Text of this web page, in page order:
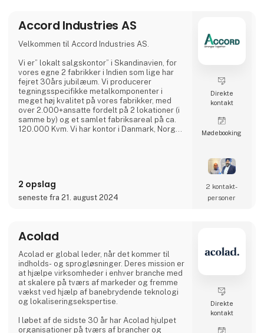
Accord Industries AS
Velkommen til Accord Industries AS.
Vi er” lokalt salgskontor” i Skandinavien, for
vores egne 2 fabrikker i Indien som lige har
fejret 30års jubilæum. Vi producerer
tegningsspecifikke metalkomponenter i
meget høj kvalitet på vores fabrikker, med
over 2.000+ansatte fordelt på 2 lokationer (i
samme by) og et samlet fabriksareal på ca.
120.000 Kvm. Vi har kontor i Danmark, Norge
fordyrende mellemled, hvor vi bruger vores
ingeniører (23 af slagsen),
2 opslag
seneste fra 21. august 2024
Direkte
kontakt
Møde­booking
2 kontakt­
personer
Acolad
Acolad er global leder, når det kommer til
indholds- og sprogløsninger. Deres mission er
at hjælpe virksomheder i enhver branche med
at skalere på tværs af markeder og fremme
vækst ved hjælp af banebrydende teknologi
og lokaliseringsekspertise.
I løbet af de sidste 30 år har Acolad hjulpet
organisationer på tværs af brancher og
Direkte
kontakt